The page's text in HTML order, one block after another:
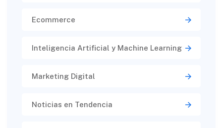
Ecommerce
Inteligencia Artificial y Machine Learning
Marketing Digital
Noticias en Tendencia